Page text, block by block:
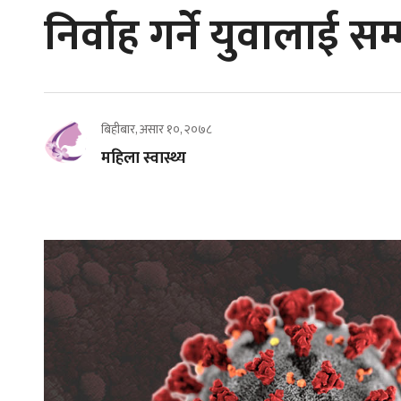
निर्वाह गर्ने युवालाई
बिहीबार, असार १०, २०७८
महिला स्वास्थ्य